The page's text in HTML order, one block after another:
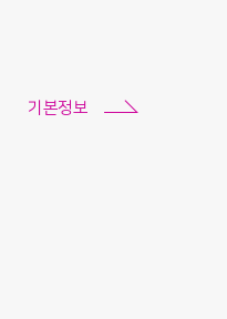
기본정보